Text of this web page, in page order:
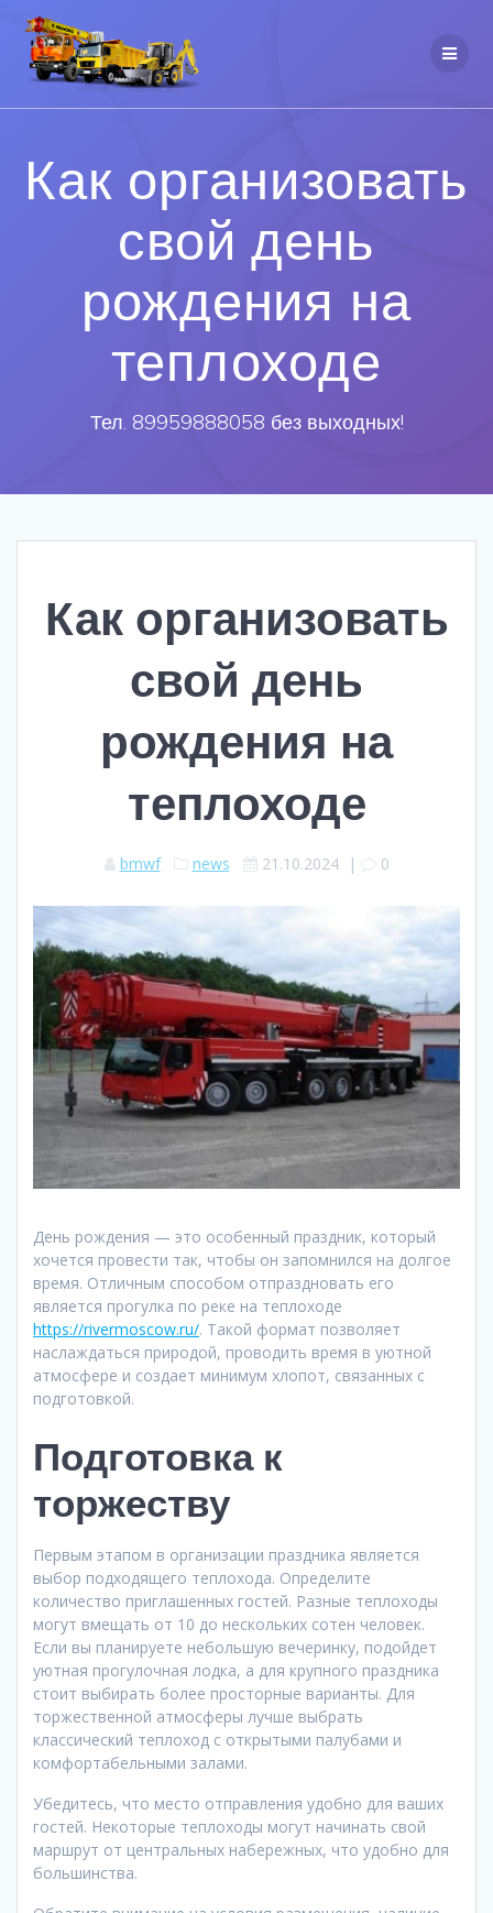
Как организовать
свой день
рождения на
теплоходе
Тел. 89959888058 без выходных!
Как организовать
свой день
рождения на
теплоходе
bmwf news 21.10.2024| 0
День рождения — это особенный праздник, который
хочется провести так, чтобы он запомнился на долгое
время. Отличным способом отпраздновать его
является прогулка по реке на теплоходе
https://rivermoscow.ru/. Такой формат позволяет
наслаждаться природой, проводить время в уютной
атмосфере и создает минимум хлопот, связанных с
подготовкой.
Подготовка к
торжеству
Первым этапом в организации праздника является
выбор подходящего теплохода. Определите
количество приглашенных гостей. Разные теплоходы
могут вмещать от 10 до нескольких сотен человек.
Если вы планируете небольшую вечеринку, подойдет
уютная прогулочная лодка, а для крупного праздника
стоит выбирать более просторные варианты. Для
торжественной атмосферы лучше выбрать
классический теплоход с открытыми палубами и
комфортабельными залами.
Убедитесь, что место отправления удобно для ваших
гостей. Некоторые теплоходы могут начинать свой
маршрут от центральных набережных, что удобно для
большинства.